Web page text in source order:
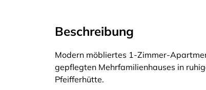
Beschreibung
Modern möbliertes 1-Zimmer-
gepflegten Mehrfamilienhauses in
Pfeifferhütte.